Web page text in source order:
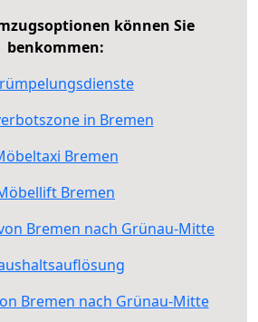
können Sie
benkommen:
in Bremen
Bremen
Bremen
Bremen nach Grünau-Mitte
Bremen nach Grünau-Mitte